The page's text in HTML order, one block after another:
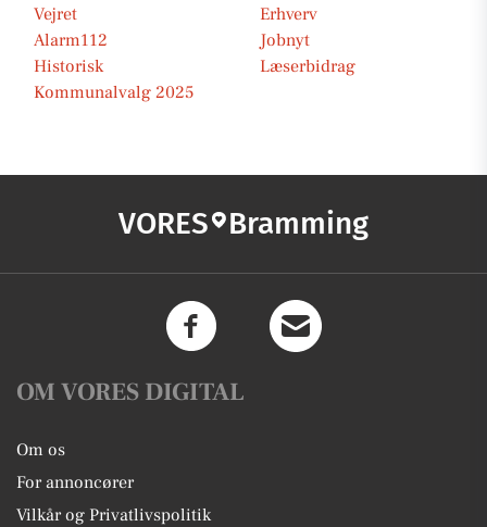
Vejret
Erhverv
Alarm112
Jobnyt
Historisk
Læserbidrag
Kommunalvalg 2025
VORES Bramming
OM VORES DIGITAL
Om os
For annoncører
Vilkår og Privatlivspolitik